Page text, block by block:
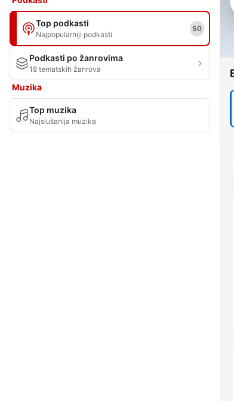
Top podkasti
Najpopularniji podkasti
50
Podkasti po žanrovima
18 tematskih žanrova
Muzika
Top muzika
Najslušanija muzika